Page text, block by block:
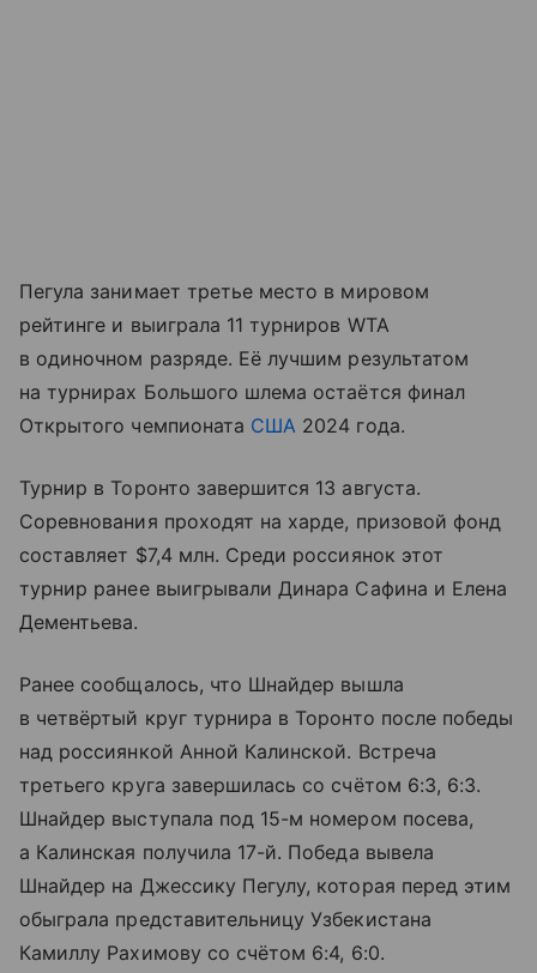
Пегула занимает третье место в мировом
рейтинге и выиграла 11 турниров WTA
в одиночном разряде. Её лучшим результатом
на турнирах Большого шлема остаётся финал
Открытого чемпионата США 2024 года.
Турнир в Торонто завершится 13 августа.
Соревнования проходят на харде, призовой фонд
составляет $7,4 млн. Среди россиянок этот
турнир ранее выигрывали Динара Сафина и Елена
Дементьева.
Ранее сообщалось, что Шнайдер вышла
в четвёртый круг турнира в Торонто после победы
над россиянкой Анной Калинской. Встреча
третьего круга завершилась со счётом 6:3, 6:3.
Шнайдер выступала под 15-м номером посева,
а Калинская получила 17-й. Победа вывела
Шнайдер на Джессику Пегулу, которая перед этим
обыграла представительницу Узбекистана
Камиллу Рахимову со счётом 6:4, 6:0.